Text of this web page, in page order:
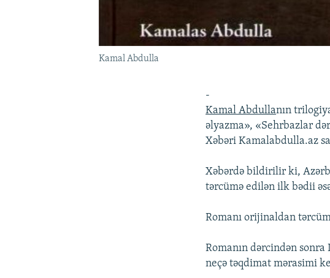
Kamal Abdulla
-
Kamal Abdullanın
əlyazma», «Sehrbazlar
Xəbəri Kamalabdulla.az
Xəbərdə bildirilir ki,
tərcümə edilən ilk bədii
Romanı orijinaldan
Romanın dərcindən
neçə təqdimat mərasimi